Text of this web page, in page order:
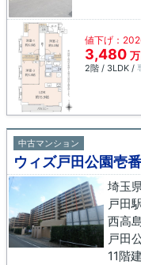
値下げ：
3,480
2階 / 3LDK /
中古マンション
ウィズ戸田公園壱
埼玉
西高
戸田
11階